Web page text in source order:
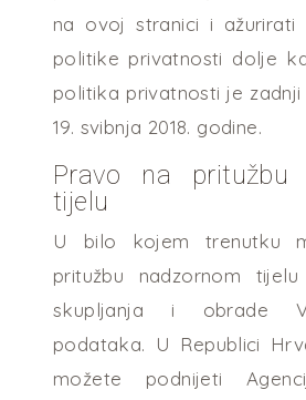
na ovoj stranici i ažurirati
politike privatnosti dolje
politika privatnosti je zadnji
19. svibnja 2018. godine.
Pravo na pritužbu
tijelu
U bilo kojem trenutku
pritužbu nadzornom
skupljanja i obrade
podataka. U Republici
možete podnijeti